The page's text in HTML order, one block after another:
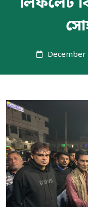
December